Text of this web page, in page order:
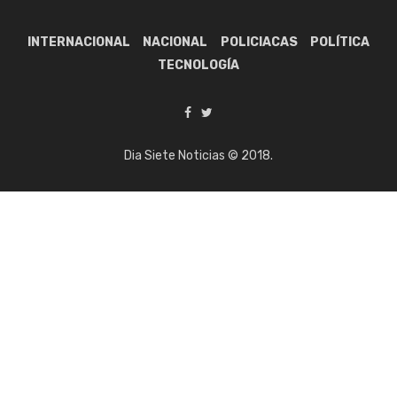
INTERNACIONAL NACIONAL POLICIACAS
POLÍTICA
TECNOLOGÍA
Dia Siete Noticias © 2018.